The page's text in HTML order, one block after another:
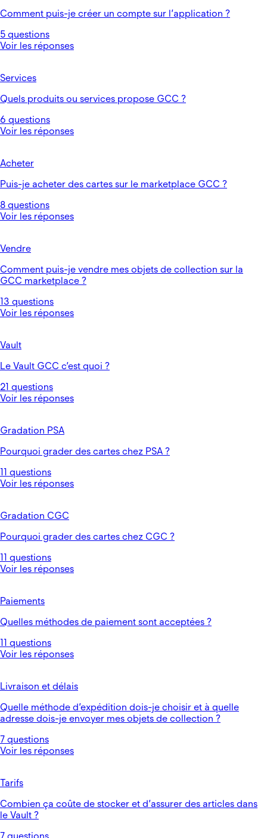
Comment puis-je créer un compte sur l’application ?
5 questions
Voir les réponses
Services
Quels produits ou services propose GCC ?
6 questions
Voir les réponses
Acheter
Puis-je acheter des cartes sur le marketplace GCC ?
8 questions
Voir les réponses
Vendre
Comment puis-je vendre mes objets de collection sur la
GCC marketplace ?
13 questions
Voir les réponses
Vault
Le Vault GCC c’est quoi ?
21 questions
Voir les réponses
Gradation PSA
Pourquoi grader des cartes chez PSA ?
11 questions
Voir les réponses
Gradation CGC
Pourquoi grader des cartes chez CGC ?
11 questions
Voir les réponses
Paiements
Quelles méthodes de paiement sont acceptées ?
11 questions
Voir les réponses
Livraison et délais
Quelle méthode d’expédition dois-je choisir et à quelle
adresse dois-je envoyer mes objets de collection ?
7 questions
Voir les réponses
Tarifs
Combien ça coûte de stocker et d’assurer des articles dans
le Vault ?